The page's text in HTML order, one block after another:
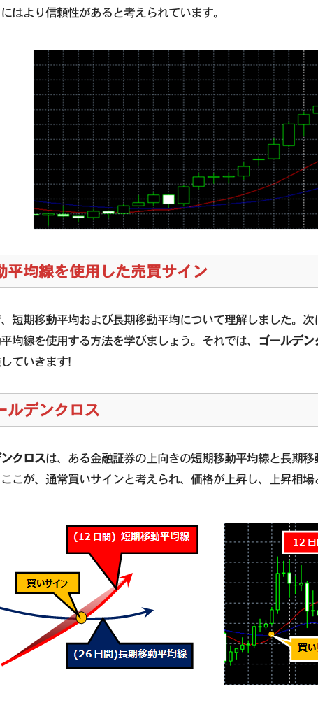
はより信頼性があると考えられています。
平均線を使用した売買サイン
短期移動平均および長期移動平均について理解しました。
均線を使用する方法を学びましょう。それでは、 ゴールデン
ていきます!
ルデンクロス
クロスは、ある金融証券の上向きの短期移動平均線と長期
こが、通常買いサインと考えられ、価格が上昇し、上昇相場